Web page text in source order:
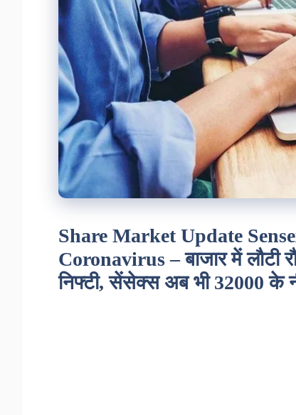
Share Market Update
Coronavirus – बाजार में लौटी
निफ्टी, सेंसेक्स अब भी 32000 के